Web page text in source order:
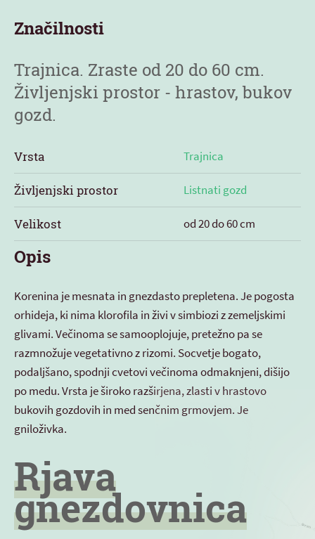
Značilnosti
Trajnica. Zraste od 20 do 60 cm.
Življenjski prostor - hrastov, bukov
gozd.
Vrsta Trajnica
Življenjski prostor Listnati gozd
Velikost od 20 do 60 cm
Opis
Korenina je mesnata in gnezdasto prepletena. Je pogosta
orhideja, ki nima klorofila in živi v simbiozi z zemeljskimi
glivami. Večinoma se samooplojuje, pretežno pa se
razmnožuje vegetativno z rizomi. Socvetje bogato,
podaljšano, spodnji cvetovi večinoma odmaknjeni, dišijo
po medu. Vrsta je široko razširjena, zlasti v hrastovo
bukovih gozdovih in med senčnim grmovjem. Je
gniloživka.
Rjava
gnezdovnica